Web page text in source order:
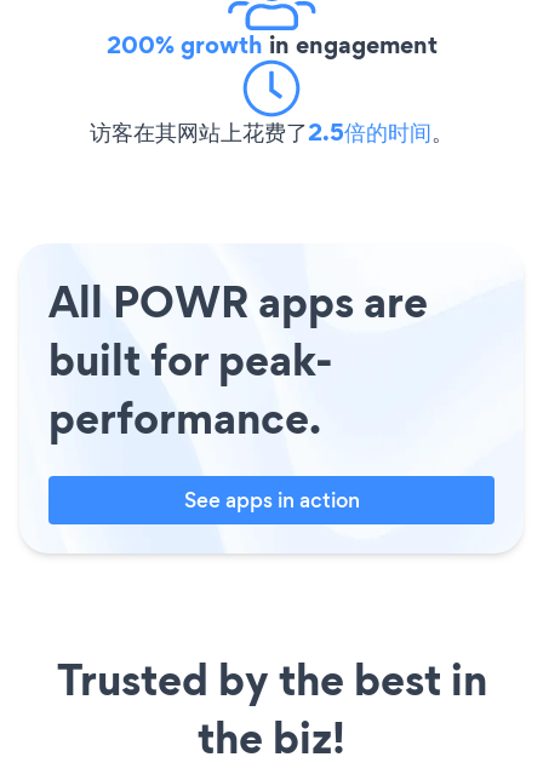
200% growth in engagement
访客在其网站上花费了2.5倍的时间。
All POWR apps are
built for peak-
performance.
See apps in action
Trusted by the best in
the biz!